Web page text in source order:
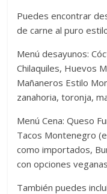
Puedes encontrar
de carne al puro
Menú desayunos:
Chilaquiles, Huevos
Mañaneros Estilo
zanahoria, toronja,
Menú Cena: Queso
Tacos Montenegro
como importados,
con opciones
También puedes